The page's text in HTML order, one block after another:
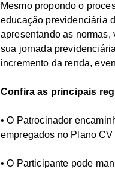
Mesmo propondo o
educação previdenciária
apresentando as normas,
sua jornada
incremento da renda,
Confira as principais
• O Patrocinador
empregados no Plano
• O Participante pode